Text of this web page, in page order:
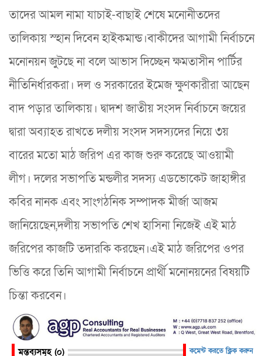
তাদের আমল নামা যাচাই-বাছাই শেষে মনোনীতদের
তালিকায় স্হান দিবেন হাইকমান্ড।বাকীদের আগামী নির্বাচনে
মনোনয়ন জুটছে না বলে আভাস দিচ্ছেন ক্ষমতাসীন পার্টির
নীতিনির্ধারকরা। দল ও সরকারের ইমেজ ক্ষুণকারীরা আছেন
বাদ পড়ার তালিকায়। দ্বাদশ জাতীয় সংসদ নির্বাচনে জয়ের
দ্বারা অব্যাহত রাখতে দলীয় সংসদ সদস্যদের নিয়ে ৩য়
বারের মতো মাঠ জরিপ এর কাজ শুরু করেছে আওয়ামী
লীগ। দলের সভাপতি মন্ডলীর সদস্য এডভোকেট জাহাঙ্গীর
কবির নানক এবং সাংগঠনিক সম্পাদক মীর্জা আজম
জানিয়েছেন,দলীয় সভাপতি শেখ হাসিনা নিজেই এই মাঠ
জরিপের কাজটি তদারকি করছেন।এই মাঠ জরিপের ওপর
ভিত্তি করে তিনি আগামী নির্বাচনে প্রার্থী মনোনয়নের বিষয়টি
চিন্তা করবেন।
মন্তব্যসমূহ (০) কমেন্ট করতে ক্লিক করুন